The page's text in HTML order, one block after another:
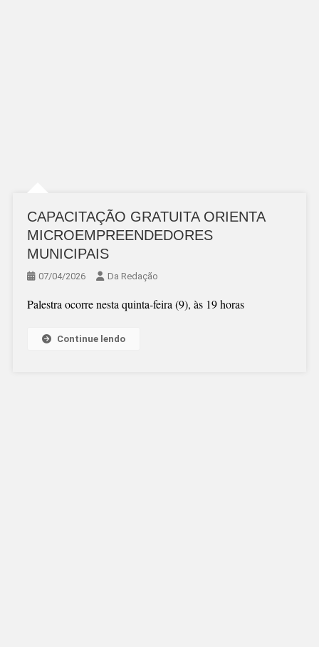
CAPACITAÇÃO GRATUITA ORIENTA
MICROEMPREENDEDORES
MUNICIPAIS
07/04/2026 Da Redação
Palestra ocorre nesta quinta-feira (9), às 19 horas
Continue lendo